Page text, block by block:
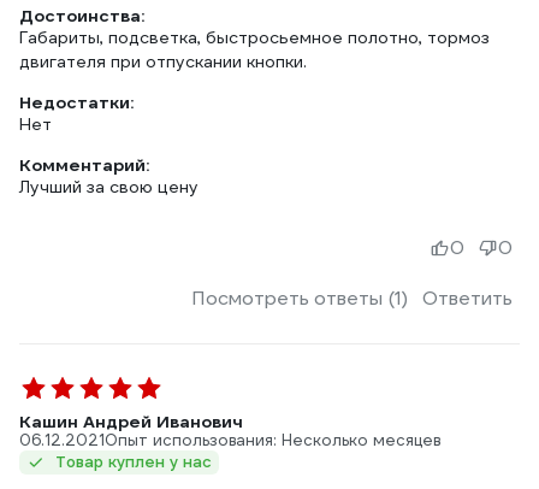
Достоинства:
Габариты, подсветка, быстросьемное полотно, тормоз
двигателя при отпускании кнопки.
Недостатки:
Нет
Комментарий:
Лучший за свою цену
Посмотреть ответы (1) Ответить
0 0
Кашин Андрей Иванович
06.12.2021Опыт использования: Несколько месяцев
Товар куплен у нас